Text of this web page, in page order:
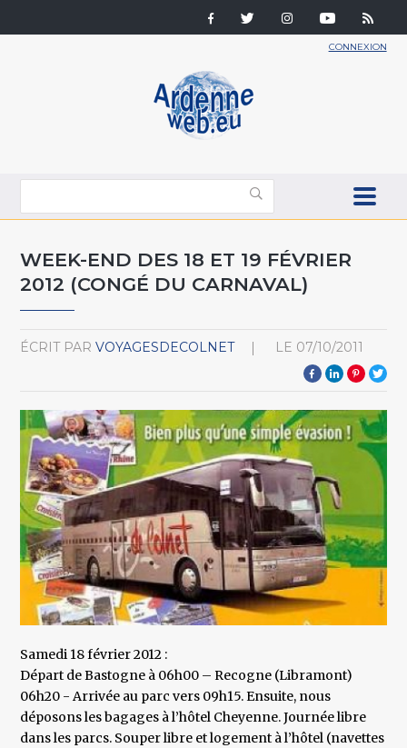
CONNEXION
WEEK-END DES 18 ET 19 FÉVRIER
2012 (CONGÉ DU CARNAVAL)
ÉCRIT PAR VOYAGESDECOLNET LE 07/10/2011
Samedi 18 février 2012 :
Départ de Bastogne à 06h00 – Recogne (Libramont)
06h20 - Arrivée au parc vers 09h15. Ensuite, nous
déposons les bagages à l’hôtel Cheyenne. Journée libre
dans les parcs. Souper libre et logement à l’hôtel (navettes